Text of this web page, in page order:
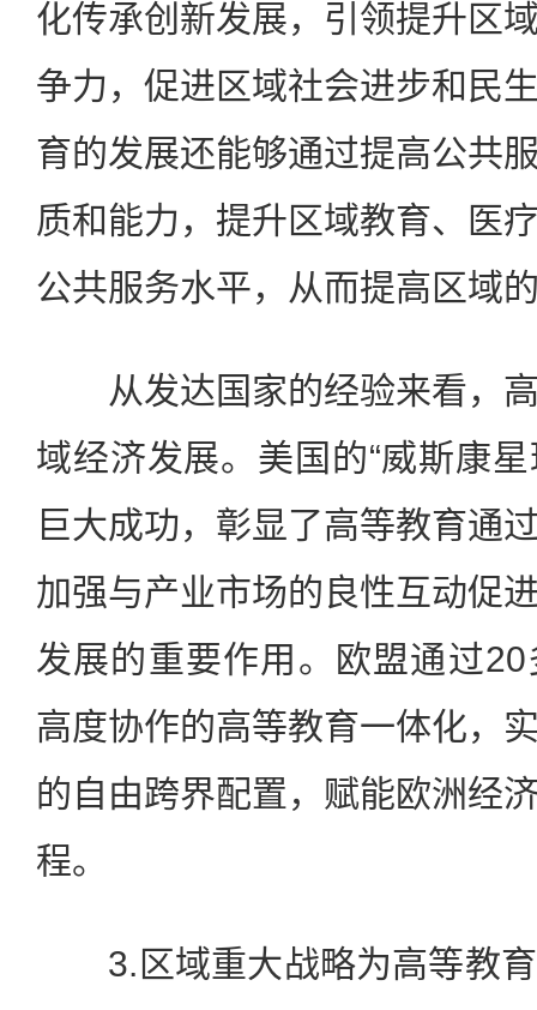
化传承创新发展，引领提升区
争力，促进区域社会进步和民
育的发展还能够通过提高公共
质和能力，提升区域教育、医
公共服务水平，从而提高区域
从发达国家的经验来看，高
域经济发展。美国的“威斯康星
巨大成功，彰显了高等教育通
加强与产业市场的良性互动促
发展的重要作用。欧盟通过
高度协作的高等教育一体化，
的自由跨界配置，赋能欧洲经
程。
3.区域重大战略为高等教育